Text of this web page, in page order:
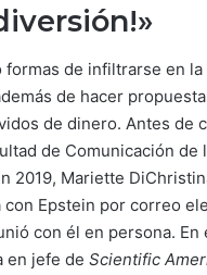
formas de infiltrarse en la
de hacer
de dinero. Antes de
de Comunicación de
2019, Mariette
Epstein por correo
con él en persona. En
en jefe de Scientific